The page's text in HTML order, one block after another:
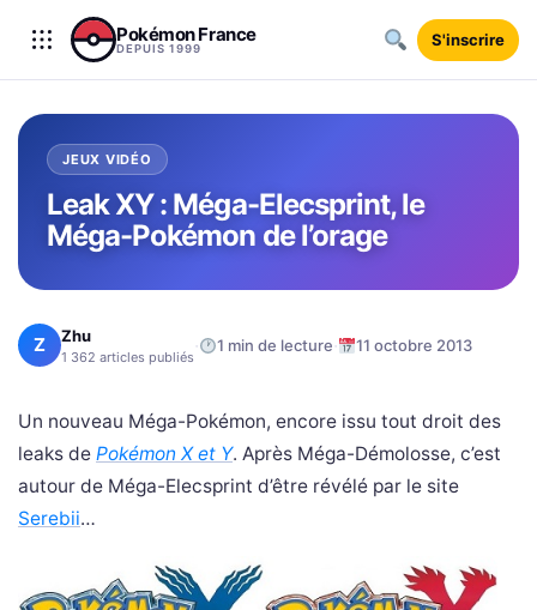
Aller au contenu
Pokémon France
DEPUIS 1999 S'inscrire
JEUX VIDÉO
Leak XY : Méga-Elecsprint, le
Méga-Pokémon de l’orage
Z Zhu
1 362 articles publiés · 1 min de lecture· 11 octobre 2013
Un nouveau Méga-Pokémon, encore issu tout droit des
leaks de Pokémon X et Y. Après Méga-Démolosse, c’est
autour de Méga-Elecsprint d’être révélé par le site
Serebii…